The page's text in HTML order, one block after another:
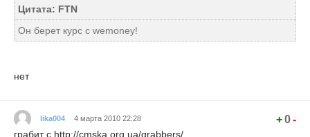
Цитата: FTN
Он берет курс с wemoney!
нет
lika004 4 марта 2010 22:28 +0-
грабит с http://cmska.org.ua/grabbers/